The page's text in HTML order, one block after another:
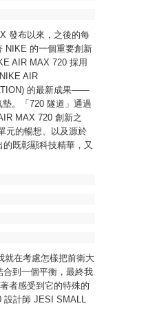
發布以來，之後的每
NIKE 的一個重要創新
AIR MAX 720 採用
AIR
的最新成果——
。「720 隧道」通過
MAX 720 創新之
元的暢想、以及源於
既彰顯科技精華，又
就在考慮怎樣把前衛大
合到一個平衡，最終我
者感受到它的特殊的
設計師 JESI SMALL